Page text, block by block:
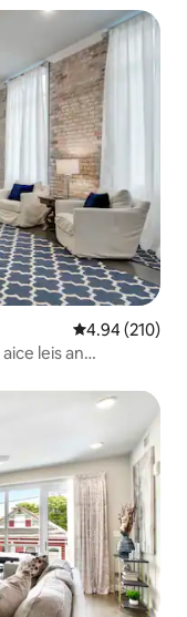
Meánrátáil
4.94 (210)
leis an